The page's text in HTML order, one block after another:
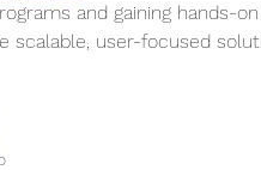
and gaining hands-
scalable, user-focused